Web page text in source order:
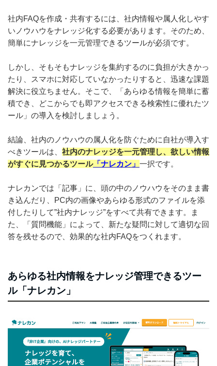
社内FAQを作成・共有するには、社内情報や属人化しやす
いノウハウをナレッジ化する必要があります。そのため、
簡単にナレッジを一元管理できるツールが必須です。
しかし、そもそもナレッジを集約するのに負担が大きかっ
たり、スマホに対応していなかったりすると、迅速な課題
解決に役立ちません。そこで、「あらゆる情報を簡単に蓄
積でき、どこからでも即アクセスできる検索性に優れたツ
ール」の導入を検討しましょう。
結論、社内のノウハウの属人化を防ぐために自社が導入す
べきツールは、 社内のナレッジを一元管理し、欲しい情報
がすぐに見つかるツール「ナレカン」 一択です。
ナレカンでは「記事」に、頭の中のノウハウをそのまま書
き込んだり、PC内の画像やあらゆる形式のファイルを添
付したりして”社内ナレッジ”をすべて共有できます。ま
た、「質問機能」によって、新たな疑問に対して適切な回
答を残せるので、効果的な社内FAQをつくれます。
あらゆる社内情報をナレッジ管理できるツー
ル「ナレカン」